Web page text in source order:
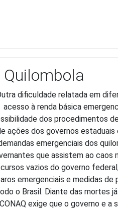
dificuldade relatada em
acesso à renda básica
dos procedimentos
ações dos governos
emergenciais dos
que assistem ao caos
vazios do governo
emergenciais e medidas
o Brasil. Diante das mortes
exige que o governo e